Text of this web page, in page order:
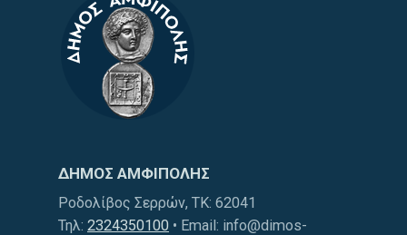
ΔΗΜΟΣ ΑΜΦΙΠΟΛΗΣ
Ροδολίβος Σερρών, ΤΚ: 62041
Τηλ: 2324350100 • Email: info@dimos-